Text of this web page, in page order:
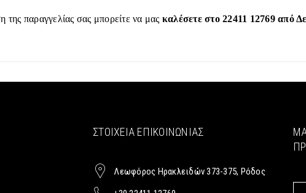
της παραγγελίας σας μπορείτε να μας καλέσετε στο 22411 12769 από
ΣΤΟΙΧΕΊΑ ΕΠΙΚΟΙΝΩΝΊΑΣ
Λεωφόρος Ηρακλειδών 373-375, Ρόδος